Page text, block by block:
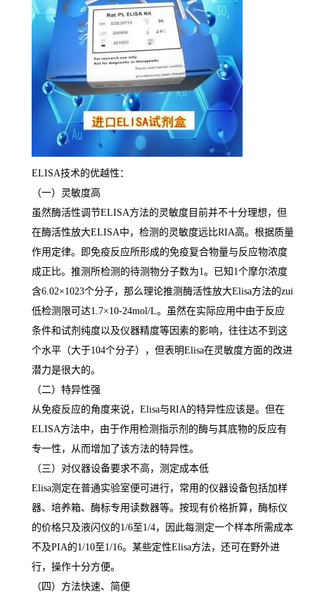
ELISA技术的优越性：
（一）灵敏度高
虽然酶活性调节ELISA方法的灵敏度目前并不十分理想，但
在酶活性放大ELISA中，检测的灵敏度远比RIA高。根据质量
作用定律。即免疫反应所形成的免疫复合物量与反应物浓度
成正比。推测所检测的待测物分子数为1 。已知 1 个摩尔浓度
含6.02×1023个分子，那么理论推测酶活性放大Elisa方法的zui
低检测限可达1.7×10-24mol/L。虽然在实际应用中由于反应
条件和试剂纯度以及仪器精度等因素的影响，往往达不到这
个水平（大于104个分子），但表明Elisa在灵敏度方面的改进
潜力是很大的。
（二）特异性强
从免疫反应的角度来说， Elisa与RIA的特异性应该是。但在
ELISA方法中，由于作用检测指示剂的酶与其底物的反应有
专一性，从而增加了该方法的特异性。
（三）对仪器设备要求不高，测定成本低
Elisa测定在普通实验室便可进行，常用的仪器设备包括加样
器、培养箱、酶标专用读数器等。按现有价格折算，酶标仪
的价格只及液闪仪的1/6至1/4，因此每测定一个样本所需成本
不及PIA的1/10至1/16。某些定性Elisa方法，还可在野外进
行，操作十分方便。
（四）方法快速、简便